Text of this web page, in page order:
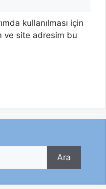
kullanılması için
ve site adresim bu
Ara